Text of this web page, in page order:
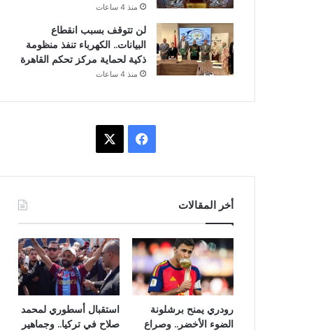
منذ 4 ساعات
لن تتوقف بسبب انقطاع
البيانات.. الكهرباء تنفذ منظومة
ذكية لحماية مركز تحكم القاهرة
منذ 4 ساعات
ب
و
ك
أخر المقالات
رودري يمنح برشلونة
الضوء الأخضر.. وصراع
استقبال أسطوري لمحمد
صلاح في تركيا.. وجماهير